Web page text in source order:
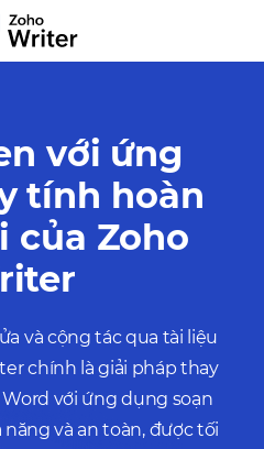
với ứng
tính hoàn
của Zoho
và cộng tác qua tài liệu
chính là giải pháp thay
với ứng dụng soạn
và an toàn, được tối